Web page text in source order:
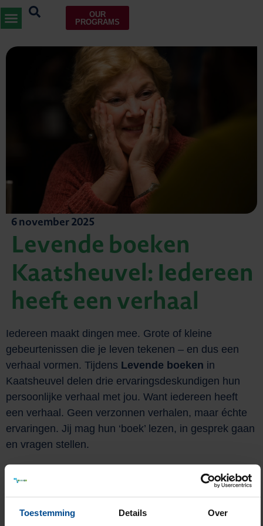
Toestemming Details Over
OUR
PROGRAMS
6 november 2025
Levende boeken
Kaatsheuvel: Iedereen
heeft een verhaal
Iedereen maakt dingen mee. Grote of kleine
gebeurtenissen die je leven tekenen – en dus een
verhaal vormen. Tijdens Levende boeken in
Kaatsheuvel delen drie ervaringsdeskundigen hun
persoonlijke verhaal met jou. Want iedereen heeft
een verhaal. Geen verzonnen verhalen, maar échte
ervaringen. Jij mag hun ‘boek’ lezen, in gesprek gaan
en vragen stellen.
Hoe werkt het?
Je kiest uit drie sessies, elk een half uur.
Na elke ronde is er 10 minuten pauze.